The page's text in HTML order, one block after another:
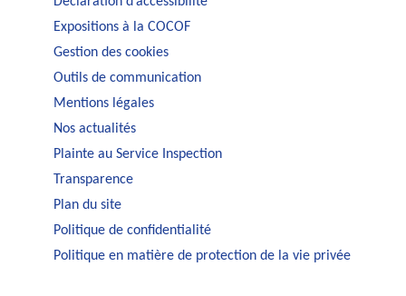
Expositions à la COCOF
Gestion des cookies
Outils de communication
Mentions légales
Nos actualités
Plainte au Service Inspection
Transparence
Plan du site
Politique de confidentialité
Politique en matière de protection de la vie privée